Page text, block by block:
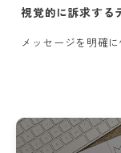
視覚的に訴求する
メッセージを明確